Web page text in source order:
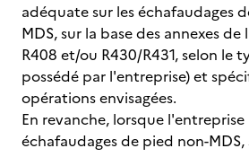
adéquate sur les échafaudages
MDS, sur la base des annexes
R408 et/ou R430/R431, selon le
possédé par l'entreprise) et
opérations envisagées.
En revanche, lorsque l'entreprise
échafaudages de pied non-MDS,